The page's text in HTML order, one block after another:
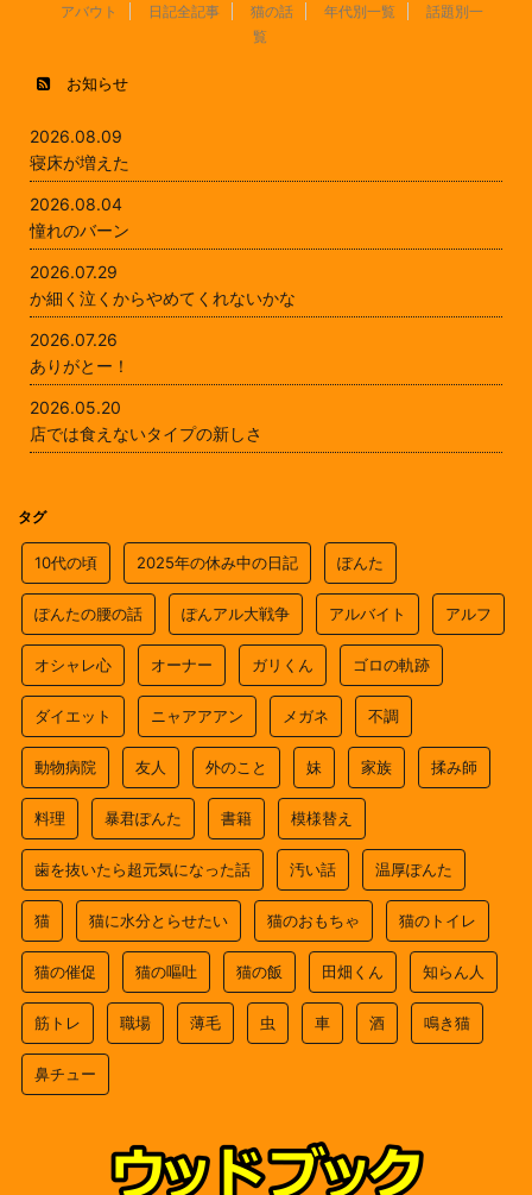
アバウト 日記全記事 猫の話 年代別一覧
話題別一
覧
お知らせ
2026.08.09
寝床が増えた
2026.08.04
憧れのバーン
2026.07.29
か細く泣くからやめてくれないかな
2026.07.26
ありがとー！
2026.05.20
店では食えないタイプの新しさ
タグ
10代の頃 2025年の休み中の日記 ぽんた
ぽんたの腰の話 ぽんアル大戦争 アルバイト アルフ
オシャレ心 オーナー ガリくん ゴロの軌跡
ダイエット ニャアアアン メガネ 不調
動物病院 友人 外のこと 妹 家族 揉み師
料理 暴君ぽんた 書籍 模様替え
歯を抜いたら超元気になった話 汚い話 温厚ぽんた
猫 猫に水分とらせたい 猫のおもちゃ 猫のトイレ
猫の催促 猫の嘔吐 猫の飯 田畑くん 知らん人
筋トレ 職場 薄毛 虫 車 酒 鳴き猫
鼻チュー